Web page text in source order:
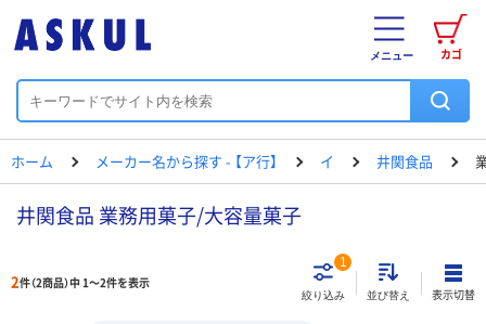
カゴ
メニュー
ホーム メーカー名から探す - 【ア行】 イ 井関食品
井関食品 業務用菓子/大容量菓子
2件（2商品）中 1～2件を表示
絞り込み
1
並び替え 表示切替